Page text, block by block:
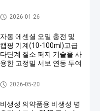
의약품 용 용 용기 충전 기계
2026-01-26
자동 에센셜 오일 충전 및
캡핑 기계(10-100ml)고급
다단계 질소 퍼지 기술을 사
용한 고정밀 서보 연동 투여
플라스크 충전 기계
2026-05-20
비생성 의약품용 비생성 병